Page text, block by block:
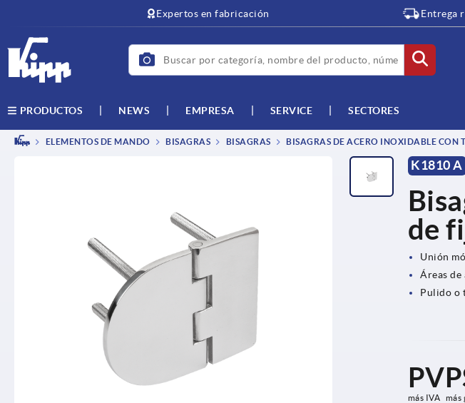
Expertos en fabricación Entrega
PRODUCTOS NEWS EMPRESA SERVICE SECTORES
ELEMENTOS DE MANDO BISAGRAS BISAGRAS BISAGRAS DE ACERO INOXIDABLE CON
K1810 A
de
Unión
Áreas
Pulido o
más IVA más